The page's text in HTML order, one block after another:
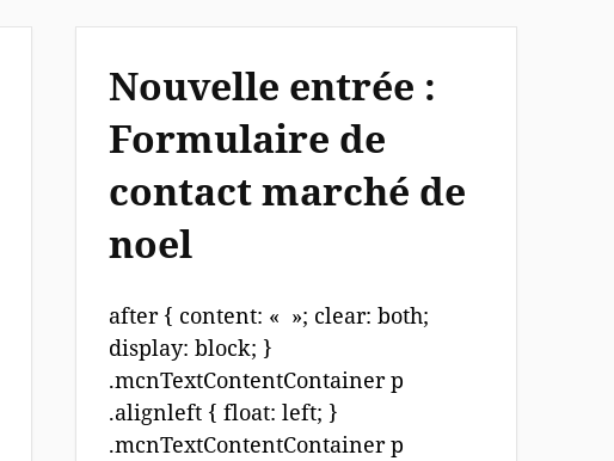
Nouvelle entrée :
Formulaire de
contact marché de
noel
after { content: « »; clear: both;
display: block; }
.mcnTextContentContainer p
.alignleft { float: left; }
.mcnTextContentContainer p